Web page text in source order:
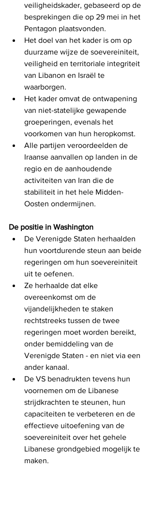
veiligheidskader, gebaseerd op de
besprekingen die op 29 mei in het
Pentagon plaatsvonden.
Het doel van het kader is om op
duurzame wijze de soevereiniteit,
veiligheid en territoriale integriteit
van Libanon en Israël te
waarborgen.
Het kader omvat de ontwapening
van niet-statelijke gewapende
groeperingen, evenals het
voorkomen van hun heropkomst.
Alle partijen veroordeelden de
Iraanse aanvallen op landen in de
regio en de aanhoudende
activiteiten van Iran die de
stabiliteit in het hele Midden-
Oosten ondermijnen.
De positie in Washington
De Verenigde Staten herhaalden
hun voortdurende steun aan beide
regeringen om hun soevereiniteit
uit te oefenen.
Ze herhaalde dat elke
overeenkomst om de
vijandelijkheden te staken
rechtstreeks tussen de twee
regeringen moet worden bereikt,
onder bemiddeling van de
Verenigde Staten - en niet via een
ander kanaal.
De VS benadrukten tevens hun
voornemen om de Libanese
strijdkrachten te steunen, hun
capaciteiten te verbeteren en de
effectieve uitoefening van de
soevereiniteit over het gehele
Libanese grondgebied mogelijk te
maken.